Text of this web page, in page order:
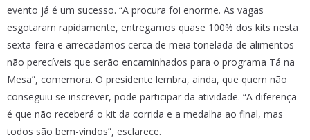
evento já é um sucesso. “A procura foi enorme. As vagas
esgotaram rapidamente, entregamos quase 100% dos kits nesta
sexta-feira e arrecadamos cerca de meia tonelada de alimentos
não perecíveis que serão encaminhados para o programa Tá na
Mesa”, comemora. O presidente lembra, ainda, que quem não
conseguiu se inscrever, pode participar da atividade. “A diferença
é que não receberá o kit da corrida e a medalha ao final, mas
todos são bem-vindos”, esclarece.